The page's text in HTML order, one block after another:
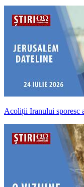
Acoliții Iranului sporesc